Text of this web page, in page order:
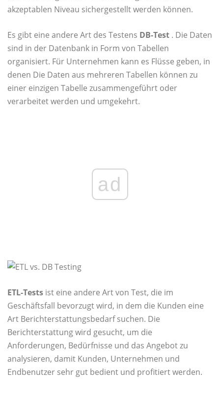
akzeptablen Niveau sichergestellt werden können.
Es gibt eine andere Art des Testens DB-Test . Die Daten
sind in der Datenbank in Form von Tabellen
organisiert. Für Unternehmen kann es Flüsse geben, in
denen Die Daten aus mehreren Tabellen können zu
einer einzigen Tabelle zusammengeführt oder
verarbeitet werden und umgekehrt.
ad
ETL-Tests ist eine andere Art von Test, die im
Geschäftsfall bevorzugt wird, in dem die Kunden eine
Art Berichterstattungsbedarf suchen. Die
Berichterstattung wird gesucht, um die
Anforderungen, Bedürfnisse und das Angebot zu
analysieren, damit Kunden, Unternehmen und
Endbenutzer sehr gut bedient und profitiert werden.